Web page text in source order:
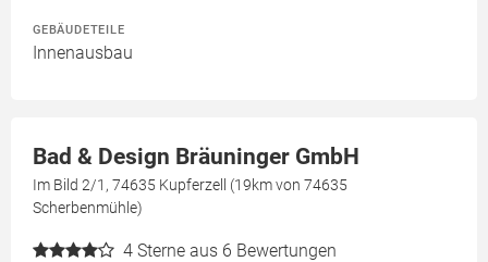
GEBÄUDETEILE
Innenausbau
Bad & Design Bräuninger GmbH
Im Bild 2/1, 74635 Kupferzell (19km von 74635
Scherbenmühle)
4 Sterne aus 6 Bewertungen